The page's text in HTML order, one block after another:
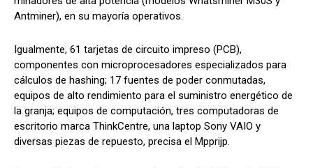
Antminer), en su mayoría operativos.
Igualmente, 61 tarjetas de circuito impreso (PCB),
componentes con microprocesadores especializados para
cálculos de hashing; 17 fuentes de poder conmutadas,
equipos de alto rendimiento para el suministro energético de
la granja; equipos de computación, tres computadoras de
escritorio marca ThinkCentre, una laptop Sony VAIO y
diversas piezas de repuesto, precisa el Mpprijp.